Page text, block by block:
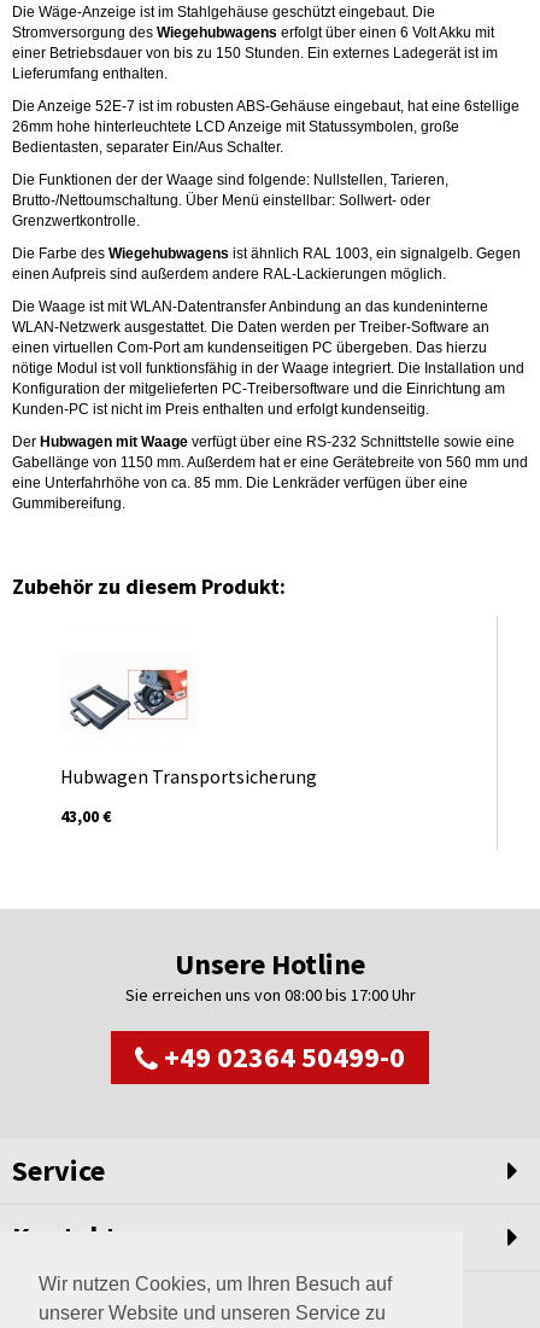
Wir nutzen Cookies, um Ihren Besuch auf
unserer Website und unseren Service zu
Die Wäge-Anzeige ist im Stahlgehäuse geschützt eingebaut. Die
Stromversorgung des Wiegehubwagens erfolgt über einen 6 Volt Akku mit
einer Betriebsdauer von bis zu 150 Stunden. Ein externes Ladegerät ist im
Lieferumfang enthalten.
Die Anzeige 52E-7 ist im robusten ABS-Gehäuse eingebaut, hat eine 6stellige
26mm hohe hinterleuchtete LCD Anzeige mit Statussymbolen, große
Bedientasten, separater Ein/Aus Schalter.
Die Funktionen der der Waage sind folgende: Nullstellen, Tarieren,
Brutto-/Nettoumschaltung. Über Menü einstellbar: Sollwert- oder
Grenzwertkontrolle.
Die Farbe des Wiegehubwagens ist ähnlich RAL 1003, ein signalgelb. Gegen
einen Aufpreis sind außerdem andere RAL-Lackierungen möglich.
Die Waage ist mit WLAN-Datentransfer Anbindung an das kundeninterne
WLAN-Netzwerk ausgestattet. Die Daten werden per Treiber-Software an
einen virtuellen Com-Port am kundenseitigen PC übergeben. Das hierzu
nötige Modul ist voll funktionsfähig in der Waage integriert. Die Installation und
Konfiguration der mitgelieferten PC-Treibersoftware und die Einrichtung am
Kunden-PC ist nicht im Preis enthalten und erfolgt kundenseitig.
Der Hubwagen mit Waage verfügt über eine RS-232 Schnittstelle sowie eine
Gabellänge von 1150 mm. Außerdem hat er eine Gerätebreite von 560 mm und
eine Unterfahrhöhe von ca. 85 mm. Die Lenkräder verfügen über eine
Gummibereifung.
Zubehör zu diesem Produkt:
Hubwagen Transportsicherung
43,00 €
Unsere Hotline
Sie erreichen uns von 08:00 bis 17:00 Uhr
+49 02364 50499-0
Service
Kontakt